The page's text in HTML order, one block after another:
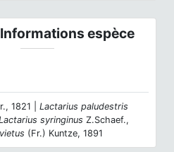
Informations espèce
1821 | Lactarius paludestris
syringinus Z.Schaef.,
(Fr.) Kuntze, 1891